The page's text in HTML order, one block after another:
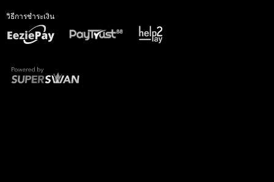
วิธีการชำระเงิน